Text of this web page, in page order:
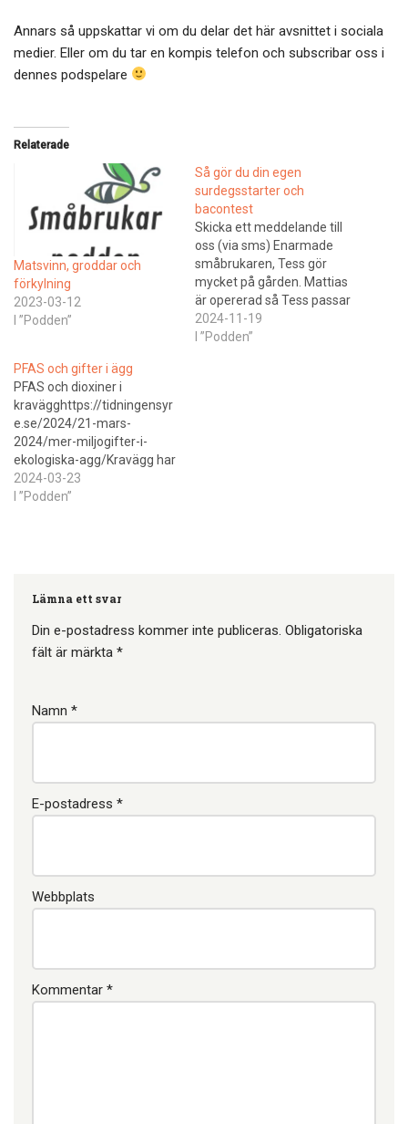
Annars så uppskattar vi om du delar det här avsnittet i sociala
medier. Eller om du tar en kompis telefon och subscribar oss i
dennes podspelare
Relaterade
Matsvinn, groddar och
förkylning
2023-03-12
I ”Podden”
Så gör du din egen
surdegsstarter och
bacontest
Skicka ett meddelande till
oss (via sms) Enarmade
småbrukaren, Tess gör
mycket på gården. Mattias
är opererad så Tess passar
på att bli förkyld. Så
kommer du igång med
2024-11-19
I ”Podden”
PFAS och gifter i ägg
PFAS och dioxiner i
kravägghttps://tidningensyr
e.se/2024/21-mars-
2024/mer-miljogifter-i-
ekologiska-agg/Kravägg har
högra halter av dioxiner och
PFAS än vad
gör att eftersom vi förgiftar
vatten, växter och djur med
PFAS så landar det i det vi
äter till…
2024-03-23
I ”Podden”
Lämna ett svar
Din e-postadress kommer inte publiceras. Obligatoriska
fält är märkta *
Namn *
E-postadress *
Webbplats
Kommentar *